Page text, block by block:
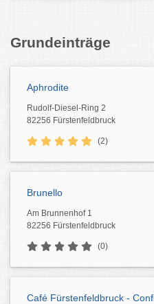
Grundeinträge
Aphrodite
Rudolf-Diesel-Ring 2
82256 Fürstenfeldbruck
(2)
Brunello
Am Brunnenhof 1
82256 Fürstenfeldbruck
(0)
Café Fürstenfeldbruck -